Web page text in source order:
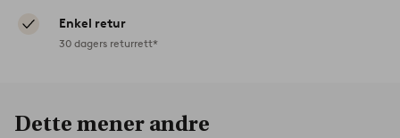
Enkel retur
30 dagers returrett*
Dette mener andre